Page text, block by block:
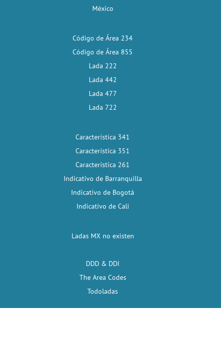
México
Código de Área 234
Código de Área 855
Lada 222
Lada 442
Lada 477
Lada 722
Característica 341
Característica 351
Característica 261
Indicativo de Barranquilla
Indicativo de Bogotá
Indicativo de Cali
Ladas MX no existen
DDD & DDI
The Area Codes
Todoladas